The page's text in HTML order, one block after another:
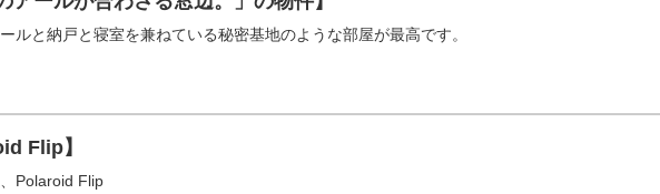
ルと納戸と寝室を兼ねている秘密基地のような部屋が最高です。
Flip】
Polaroid Flip